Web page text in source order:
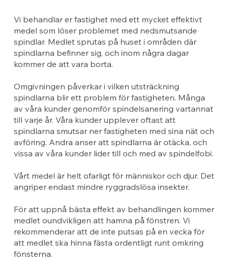
Vi behandlar er fastighet med ett mycket effektivt
medel som löser problemet med nedsmutsande
spindlar. Medlet sprutas på huset i områden där
spindlarna befinner sig, och inom några dagar
kommer de att vara borta.
Omgivningen påverkar i vilken utsträckning
spindlarna blir ett problem för fastigheten. Många
av våra kunder genomför spindelsanering vartannat
till varje år. Våra kunder upplever oftast att
spindlarna smutsar ner fastigheten med sina nät och
avföring. Andra anser att spindlarna är otäcka, och
vissa av våra kunder lider till och med av spindelfobi.
Vårt medel är helt ofarligt för människor och djur. Det
angriper endast mindre ryggradslösa insekter.
För att uppnå bästa effekt av behandlingen kommer
medlet oundvikligen att hamna på fönstren. Vi
rekommenderar att de inte putsas på en vecka för
att medlet ska hinna fästa ordentligt runt omkring
fönsterna.